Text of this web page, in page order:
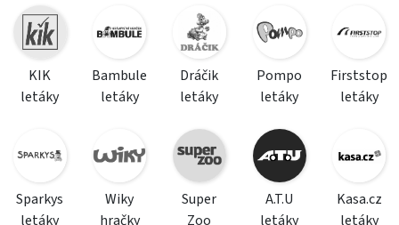
KIK
letáky
Bambule
letáky
Dráčik
letáky
Pompo
letáky
Firststop
letáky
Sparkys
letáky
Wiky
hračky
Super
Zoo
A.T.U
letáky
Kasa.cz
letáky